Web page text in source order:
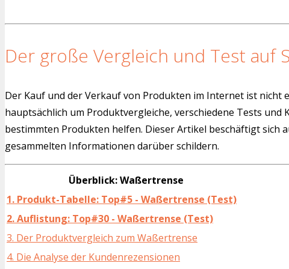
Der große Vergleich und Test auf
Der Kauf und der Verkauf von Produkten im Internet ist nicht
hauptsächlich um Produktvergleiche, verschiedene Tests und
bestimmten Produkten helfen. Dieser Artikel beschäftigt sich
gesammelten Informationen darüber schildern.
Überblick: Waßertrense
1. Produkt-Tabelle: Top#5 - Waßertrense (Test)
2. Auflistung: Top#30 - Waßertrense (Test)
3. Der Produktvergleich zum Waßertrense
4. Die Analyse der Kundenrezensionen